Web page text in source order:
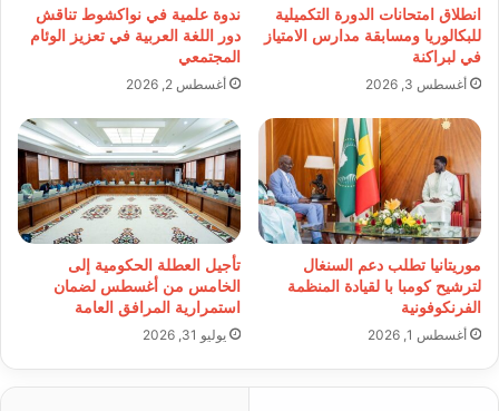
انطلاق امتحانات الدورة التكميلية
للبكالوريا ومسابقة مدارس الامتياز
في لبراكنة
أغسطس 3, 2026
ندوة علمية في نواكشوط تناقش
دور اللغة العربية في تعزيز الوئام
المجتمعي
أغسطس 2, 2026
موريتانيا تطلب دعم السنغال
لترشيح كومبا با لقيادة المنظمة
الفرنكوفونية
أغسطس 1, 2026
تأجيل العطلة الحكومية إلى
الخامس من أغسطس لضمان
استمرارية المرافق العامة
يوليو 31, 2026